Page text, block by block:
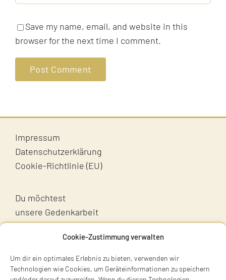
Cookie-Zustimmung verwalten
Um dir ein optimales Erlebnis zu bieten, verwenden wir
Technologien wie Cookies, um Geräteinformationen zu speichern
Save my name, email, and website in this
browser for the next time I comment.
Impressum
Datenschutzerklärung
Cookie-Richtlinie (EU)
Du möchtest
unsere Gedenkarbeit
unterstützen?
Unterstütz uns!